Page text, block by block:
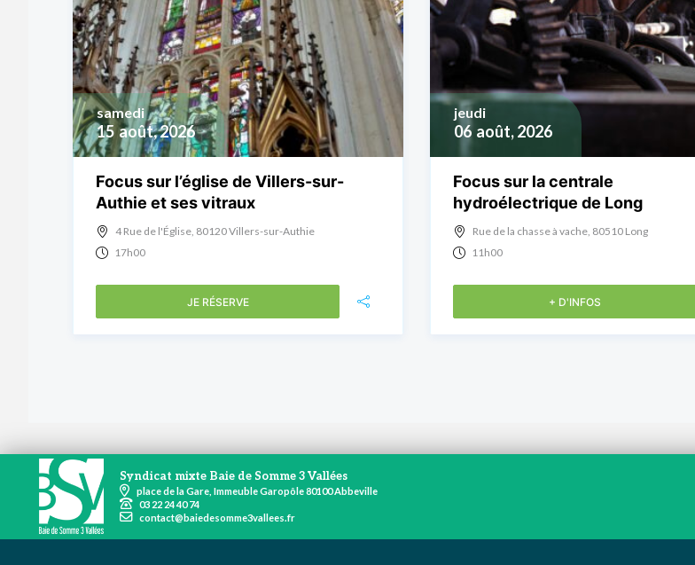
15 août, 2026
samedi
Focus sur l’église de Villers-sur-
Authie et ses vitraux
4 Rue de l'Église, 80120 Villers-sur-Authie
17h00
JE RÉSERVE
06 août, 2026
jeudi
Focus sur la centrale
hydroélectrique de Long
Rue de la chasse à vache, 80510 Long
11h00
+ D'INFOS
Syndicat mixte Baie de Somme 3 Vallées
place de la Gare, Immeuble Garopôle 80100 Abbeville
03 22 24 40 74
contact@baiedesomme3vallees.fr